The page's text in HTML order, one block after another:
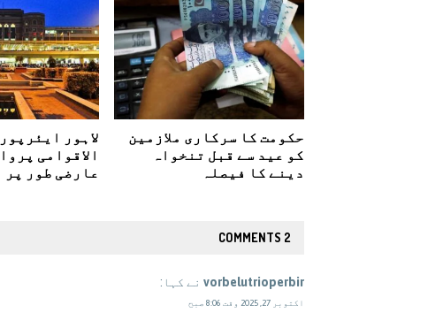
حکومت کا سرکاری ملازمین
کو عید سے قبل تنخواہ
دینے کا فیصلہ
لاہور
الاقوامی
عارضی طور پر
2 COMMENTS
vorbelutrioperbir نے کہا:
اکتوبر 27, 2025 وقت 8:06 صبح